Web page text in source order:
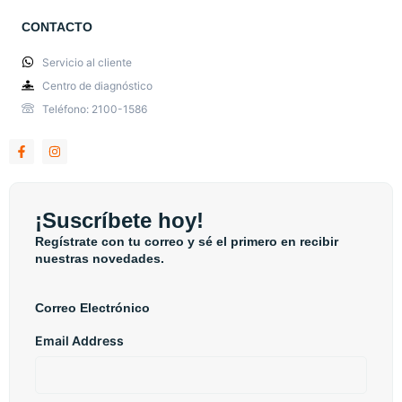
CONTACTO
Servicio al cliente
Centro de diagnóstico
Teléfono: 2100-1586
¡Suscríbete hoy!
Regístrate con tu correo y sé el primero en recibir
nuestras novedades.
Correo Electrónico
Email Address